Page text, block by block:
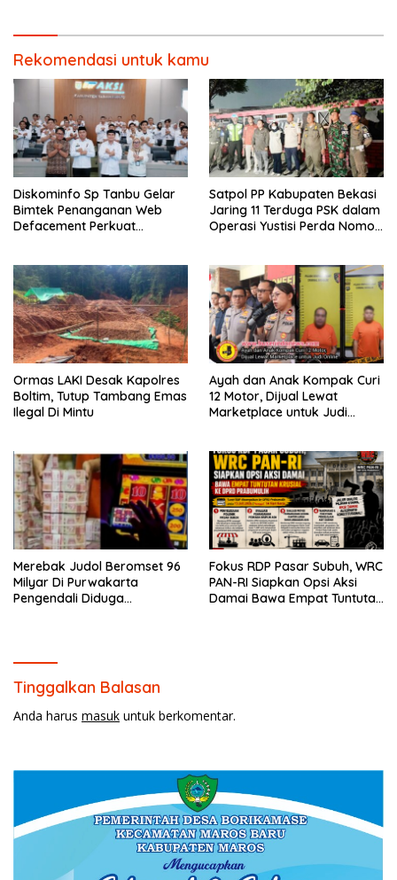
Rekomendasi untuk kamu
Diskominfo Sp Tanbu Gelar
Bimtek Penanganan Web
Defacement Perkuat
Satpol PP Kabupaten Bekasi
Jaring 11 Terduga PSK dalam
Operasi Yustisi Perda Nomor
Ormas LAKI Desak Kapolres
Boltim, Tutup Tambang Emas
Ilegal Di Mintu
Ayah dan Anak Kompak Curi
12 Motor, Dijual Lewat
Marketplace untuk Judi
Merebak Judol Beromset 96
Milyar Di Purwakarta
Pengendali Diduga
Fokus RDP Pasar Subuh, WRC
PAN-RI Siapkan Opsi Aksi
Damai Bawa Empat Tuntutan
Tinggalkan Balasan
Anda harus masuk untuk berkomentar.